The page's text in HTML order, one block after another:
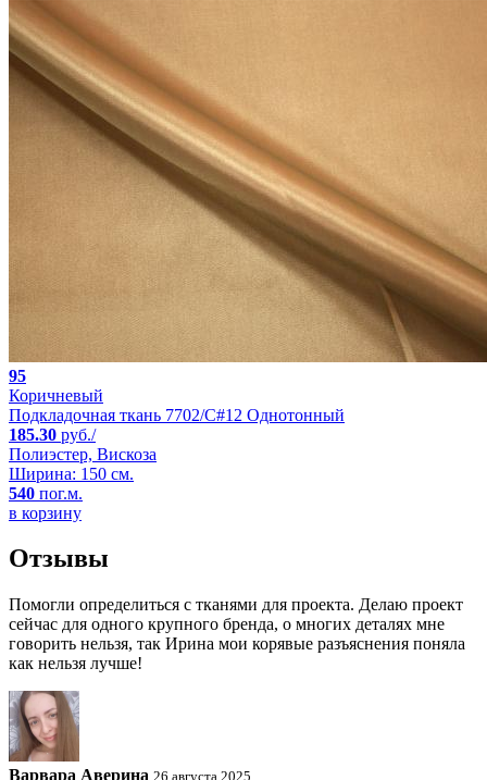
95
Коричневый
Подкладочная ткань 7702/C#12 Однотонный
185.30 руб./
Полиэстер, Вискоза
Ширина: 150 см.
540 пог.м.
в корзину
Отзывы
Помогли определиться с тканями для проекта. Делаю проект
сейчас для одного крупного бренда, о многих деталях мне
говорить нельзя, так Ирина мои корявые разъяснения поняла
как нельзя лучше!
Варвара Аверина 26 августа 2025